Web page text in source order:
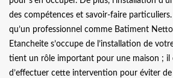
des compétences et savoir-faire
qu’un professionnel comme Batiment
Etancheite s’occupe de l’installation de
tient un rôle important pour une maison ; il
d’effectuer cette intervention pour éviter